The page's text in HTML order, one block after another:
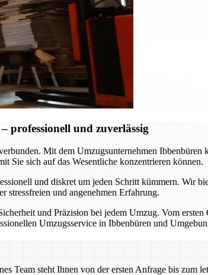
professionell und zuverlässig
Mit dem Umzugsunternehmen Ibbenbüren
Sie sich auf das Wesentliche konzentrieren können.
und diskret um jeden Schritt kümmern. Wir
stressfreien und angenehmen Erfahrung.
und Präzision bei jedem Umzug. Vom
Umzugsservice in Ibbenbüren und
Team steht Ihnen von der ersten Anfrage bis zum